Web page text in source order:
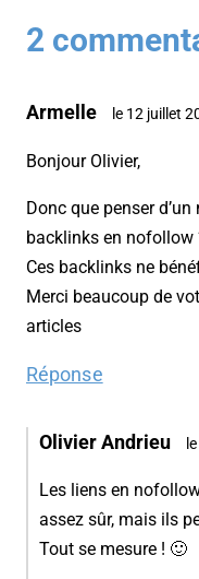
2
Armelle le 12 juillet
Bonjour Olivier,
Donc que penser
backlinks en nofollow
Ces backlinks ne
Merci beaucoup de
articles
Réponse
Olivier Andrieu
Les liens en
assez sûr, mais ils
Tout se mesure ! 🙂